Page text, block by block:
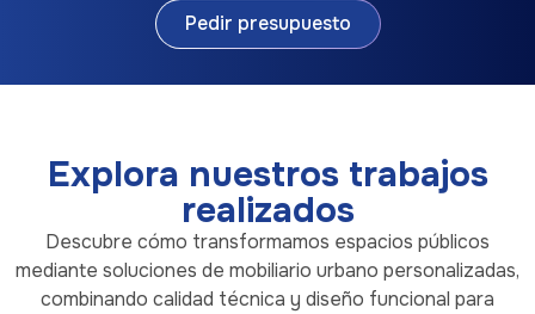
Pedir presupuesto
Explora nuestros trabajos
realizados
Descubre cómo transformamos espacios públicos
mediante soluciones de mobiliario urbano personalizadas,
combinando calidad técnica y diseño funcional para